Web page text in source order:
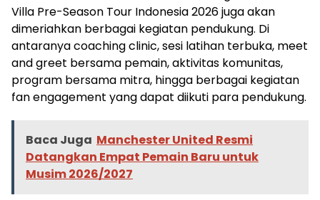
Villa Pre-Season Tour Indonesia 2026 juga akan
dimeriahkan berbagai kegiatan pendukung. Di
antaranya coaching clinic, sesi latihan terbuka, meet
and greet bersama pemain, aktivitas komunitas,
program bersama mitra, hingga berbagai kegiatan
fan engagement yang dapat diikuti para pendukung.
Baca Juga Manchester United Resmi
Datangkan Empat Pemain Baru untuk
Musim 2026/2027